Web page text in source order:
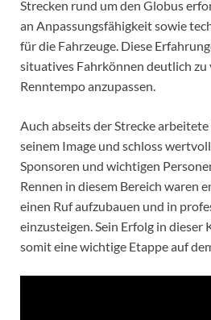
Strecken rund um den Globus
an Anpassungsfähigkeit sowie
für die Fahrzeuge. Diese
situatives Fahrkönnen deutlich zu
Renntempo anzupassen.
Auch abseits der Strecke
seinem Image und schloss
Sponsoren und wichtigen
Rennen in diesem Bereich waren
einen Ruf aufzubauen und in
einzusteigen. Sein Erfolg in dieser
somit eine wichtige Etappe auf